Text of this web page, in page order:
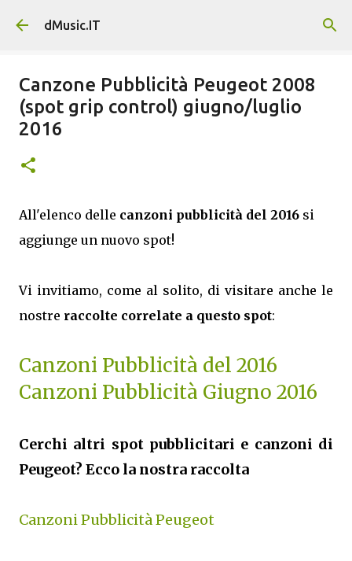
Passa ai contenuti principali
dMusic.IT
Canzone Pubblicità Peugeot 2008
(spot grip control) giugno/luglio
2016
All'elenco delle canzoni pubblicità del 2016 si
aggiunge un nuovo spot!
Vi invitiamo, come al solito, di visitare anche le
nostre raccolte correlate a questo spot:
Canzoni Pubblicità del 2016
Canzoni Pubblicità Giugno 2016
Cerchi altri spot pubblicitari e canzoni di
Peugeot? Ecco la nostra raccolta
Canzoni Pubblicità Peugeot